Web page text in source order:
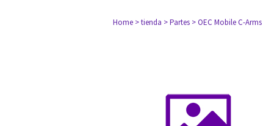
Home > tienda > Partes > OEC Mobile C-Arms